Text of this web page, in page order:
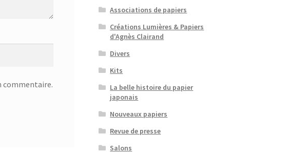
commentaire.
Associations de papiers
Créations Lumières & Papiers
d'Agnès Clairand
Divers
Kits
La belle histoire du papier
japonais
Nouveaux papiers
Revue de presse
Salons